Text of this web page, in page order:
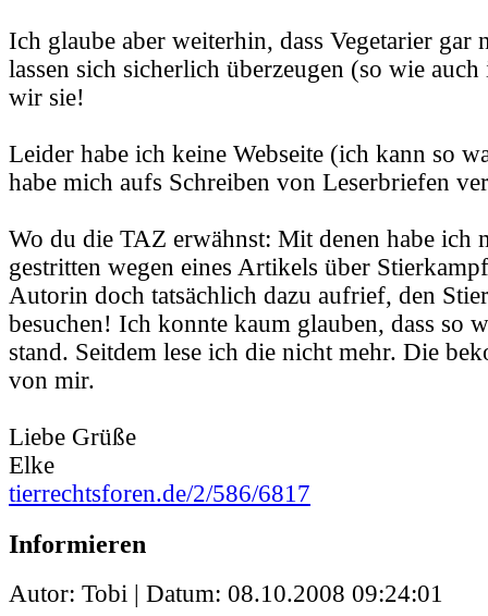
Ich glaube aber weiterhin, dass Vegetarier gar
lassen sich sicherlich überzeugen (so wie
wir sie!
Leider habe ich keine Webseite (ich kann so
habe mich aufs Schreiben von Leserbriefen
Wo du die TAZ erwähnst: Mit denen habe ich
gestritten wegen eines Artikels über
Autorin doch tatsächlich dazu aufrief, den
besuchen! Ich konnte kaum glauben, dass so
stand. Seitdem lese ich die nicht mehr. Die
von mir.
Liebe Grüße
Elke
tierrechtsforen.de/2/586/6817
Informieren
Autor: Tobi | Datum: 08.10.2008 09:24:01